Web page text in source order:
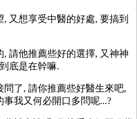
又想享受中醫的好處, 要搞到
請他推薦些好的選擇, 又神神
底是在幹嘛.
了, 請你推薦些好醫生來吧,
我又何必開口多問呢...?